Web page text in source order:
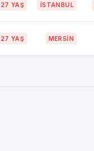
27 YAŞ İSTANBUL
27 YAŞ MERSİN